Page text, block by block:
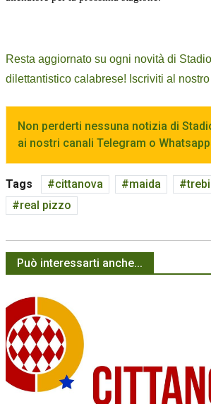
Resta aggiornato su ogni novità di
dilettantistico calabrese! Iscriviti al
Non perderti nessuna notizia di
ai nostri canali Telegram o
Tags cittanova maida
real pizzo
Può interessarti anche...